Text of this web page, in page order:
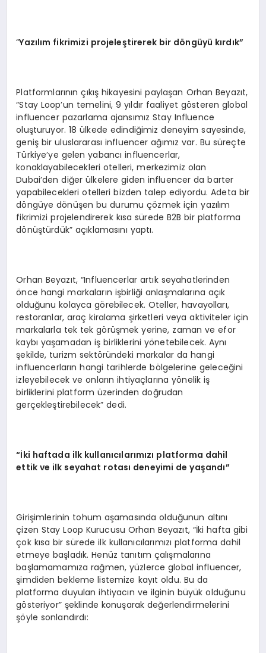
“Yazılım fikrimizi projeleştirerek bir döngüyü kırdık”
Platformlarının çıkış hikayesini paylaşan Orhan Beyazıt,
“Stay Loop’un temelini, 9 yıldır faaliyet gösteren global
influencer pazarlama ajansımız Stay Influence
oluşturuyor. 18 ülkede edindiğimiz deneyim sayesinde,
geniş bir uluslararası influencer ağımız var. Bu süreçte
Türkiye’ye gelen yabancı influencerlar,
konaklayabilecekleri otelleri, merkezimiz olan
Dubai’den diğer ülkelere giden influencer da barter
yapabilecekleri otelleri bizden talep ediyordu. Adeta bir
döngüye dönüşen bu durumu çözmek için yazılım
fikrimizi projelendirerek kısa sürede B2B bir platforma
dönüştürdük” açıklamasını yaptı.
Orhan Beyazıt, “Influencerlar artık seyahatlerinden
önce hangi markaların işbirliği anlaşmalarına açık
olduğunu kolayca görebilecek. Oteller, havayolları,
restoranlar, araç kiralama şirketleri veya aktiviteler için
markalarla tek tek görüşmek yerine, zaman ve efor
kaybı yaşamadan iş birliklerini yönetebilecek. Aynı
şekilde, turizm sektöründeki markalar da hangi
influencerların hangi tarihlerde bölgelerine geleceğini
izleyebilecek ve onların ihtiyaçlarına yönelik iş
birliklerini platform üzerinden doğrudan
gerçekleştirebilecek” dedi.
“İki haftada ilk kullanıcılarımızı platforma dahil
ettik ve ilk seyahat rotası deneyimi de yaşandı”
Girişimlerinin tohum aşamasında olduğunun altını
çizen Stay Loop Kurucusu Orhan Beyazıt, “İki hafta gibi
çok kısa bir sürede ilk kullanıcılarımızı platforma dahil
etmeye başladık. Henüz tanıtım çalışmalarına
başlamamamıza rağmen, yüzlerce global influencer,
şimdiden bekleme listemize kayıt oldu. Bu da
platforma duyulan ihtiyacın ve ilginin büyük olduğunu
gösteriyor” şeklinde konuşarak değerlendirmelerini
şöyle sonlandırdı: